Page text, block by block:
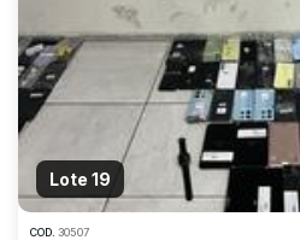
Lote 19
COD. 30507